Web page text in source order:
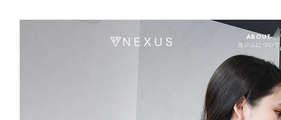
ABOUT
当ジムについて